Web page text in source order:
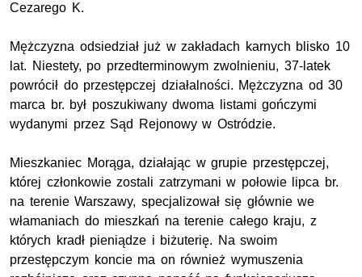
Cezarego K.
Mężczyzna odsiedział już w zakładach karnych blisko 10
lat. Niestety, po przedterminowym zwolnieniu, 37-latek
powrócił do przestępczej działalności. Mężczyzna od 30
marca br. był poszukiwany dwoma listami gończymi
wydanymi przez Sąd Rejonowy w Ostródzie.
Mieszkaniec Morąga, działając w grupie przestępczej,
której członkowie zostali zatrzymani w połowie lipca br.
na terenie Warszawy, specjalizował się głównie we
włamaniach do mieszkań na terenie całego kraju, z
których kradł pieniądze i biżuterię. Na swoim
przestępczym koncie ma on również wymuszenia